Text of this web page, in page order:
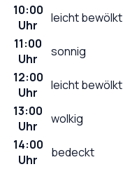
10:00
Uhr
leicht bewölkt
11:00
Uhr
sonnig
12:00
Uhr
leicht bewölkt
13:00
Uhr
wolkig
14:00
Uhr
bedeckt